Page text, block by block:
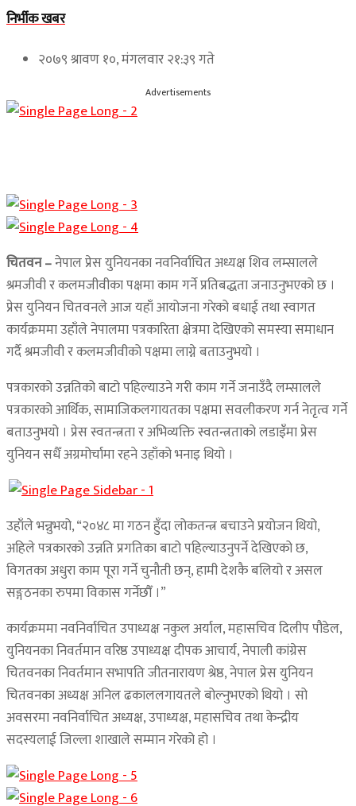
निर्भीक खबर
२०७९ श्रावण १०, मंगलवार २१:३९ गते
Advertisements
चितवन –नेपाल प्रेस युनियनका नवनिर्वाचित अध्यक्ष शिव लम्सालले
श्रमजीवी र कलमजीवीका पक्षमा काम गर्ने प्रतिबद्धता जनाउनुभएको छ ।
प्रेस युनियन चितवनले आज यहाँ आयोजना गरेको बधाई तथा स्वागत
कार्यक्रममा उहाँले नेपालमा पत्रकारिता क्षेत्रमा देखिएको समस्या समाधान
गर्दै श्रमजीवी र कलमजीवीको पक्षमा लाग्ने बताउनुभयो ।
पत्रकारको उन्नतिको बाटो पहिल्याउने गरी काम गर्ने जनाउँदै लम्सालले
पत्रकारको आर्थिक, सामाजिकलगायतका पक्षमा सवलीकरण गर्न नेतृत्व गर्ने
बताउनुभयो । प्रेस स्वतन्त्रता र अभिव्यक्ति स्वतन्त्रताको लडाइँमा प्रेस
युनियन सधैँ अग्रमोर्चामा रहने उहाँको भनाइ थियो ।
उहाँले भन्नुभयो, “२०४८ मा गठन हुँदा लोकतन्त्र बचाउने प्रयोजन थियो,
अहिले पत्रकारको उन्नति प्रगतिका बाटो पहिल्याउनुपर्ने देखिएको छ,
विगतका अधुरा काम पूरा गर्ने चुनौती छन्, हामी देशकै बलियो र असल
सङ्गठनका रुपमा विकास गर्नेछौँ ।”
कार्यक्रममा नवनिर्वाचित उपाध्यक्ष नकुल अर्याल, महासचिव दिलीप पौडेल,
युनियनका निवर्तमान वरिष्ठ उपाध्यक्ष दीपक आचार्य, नेपाली कांग्रेस
चितवनका निवर्तमान सभापति जीतनारायण श्रेष्ठ, नेपाल प्रेस युनियन
चितवनका अध्यक्ष अनिल ढकाललगायतले बोल्नुभएको थियो । सो
अवसरमा नवनिर्वाचित अध्यक्ष, उपाध्यक्ष, महासचिव तथा केन्द्रीय
सदस्यलाई जिल्ला शाखाले सम्मान गरेको हो ।